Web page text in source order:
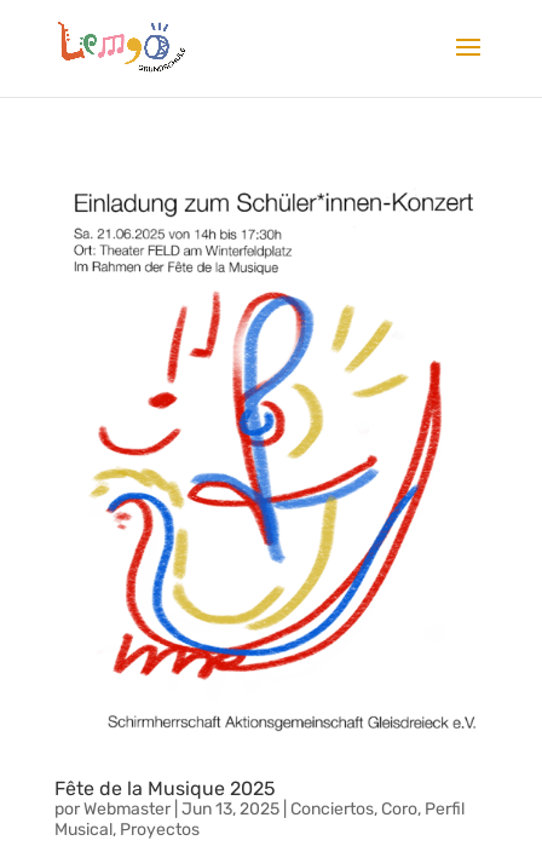
Fête de la Musique 2025
porWebmaster| Jun 13, 2025| Conciertos,Coro, Perfil
Musical, Proyectos